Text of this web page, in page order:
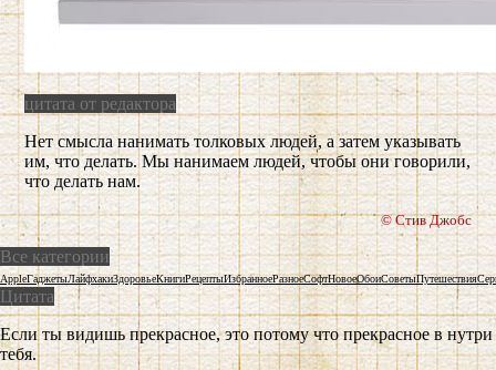
цитата от редактора
Нет смысла нанимать толковых людей, а затем указывать
им, что делать. Мы нанимаем людей, чтобы они говорили,
что делать нам.
© Стив Джобс
Все категории
AppleГаджетыЛайфхакиЗдоровьеКнигиРецептыИзбранноеРазноеСофтНовоеОбоиСоветыПутешествия
Цитата
Если ты видишь прекрасное, это потому что прекрасное в нутри
тебя.